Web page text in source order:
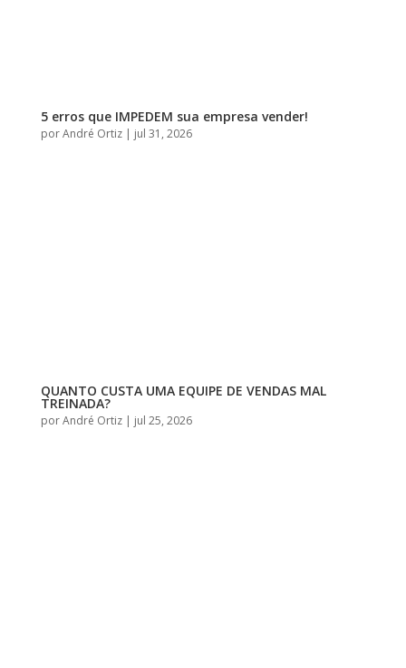
5 erros que IMPEDEM sua empresa vender!
porAndré Ortiz| jul 31, 2026
QUANTO CUSTA UMA EQUIPE DE VENDAS MAL
TREINADA?
porAndré Ortiz| jul 25, 2026